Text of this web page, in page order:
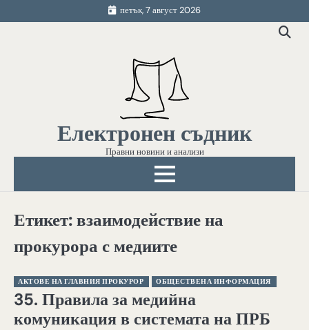
to
петък, 7 август 2026
Електронен съдник
Правни новини и анализи
Етикет:взаимодействие на
прокурора с медиите
АКТОВЕ НА ГЛАВНИЯ ПРОКУРОР ОБЩЕСТВЕНА ИНФОРМАЦИЯ
35. Правила за медийна
комуникация в системата на ПРБ